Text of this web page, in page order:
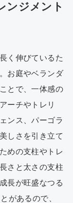
ンジメント
く伸びているた
お庭やベランダ
とで、一体感の
ーチやトレリ
ンス、パーゴラ
しさを引き立て
めの支柱やトレ
さと太さの支柱
長が旺盛なつる
があるので、